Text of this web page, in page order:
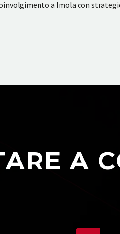
a Imola con
A